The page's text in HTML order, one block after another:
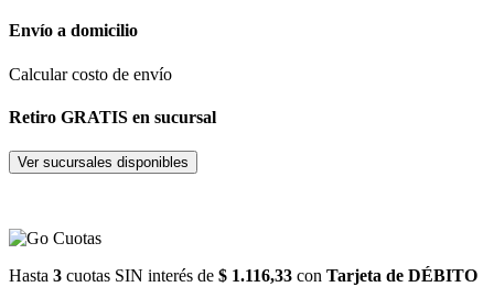
Envío a domicilio
Calcular costo de envío
Retiro GRATIS en sucursal
Ver sucursales disponibles
Hasta 3 cuotas SIN interés de $ 1.116,33 con Tarjeta de DÉBITO